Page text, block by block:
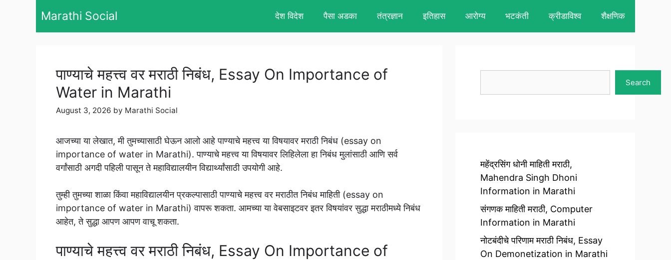
Marathi Social देश विदेश पैसा अडका तंत्रज्ञान इतिहास आरोग्य भटकंती क्रीडाविश्व शैक्षणिक
पाण्याचे महत्त्व वर मराठी निबंध, Essay On Importance of
Water in Marathi
August 3, 2026 by Marathi Social
आजच्या या लेखात, मी तुमच्यासाठी घेऊन आलो आहे पाण्याचे महत्त्व या विषयावर मराठी निबंध (essay on
importance of water in Marathi). पाण्याचे महत्त्व या विषयावर लिहिलेला हा निबंध मुलांसाठी आणि सर्व
वर्गांसाठी अगदी पहिली पासून ते महाविद्यालयीन विद्यार्थ्यांसाठी उपयोगी आहे.
तुम्ही तुमच्या शाळा किंवा महाविद्यालयीन प्रकल्पासाठी पाण्याचे महत्त्व वर मराठीत निबंध माहिती (essay on
importance of water in Marathi) वापरू शकता. आमच्या या वेबसाइटवर इतर विषयांवर सुद्धा मराठीमध्ये निबंध
आहेत, ते सुद्धा आपण आपण वाचू शकता.
पाण्याचे महत्त्व वर मराठी निबंध, Essay On Importance of
Search
महेंद्रसिंग धोनी माहिती मराठी,
Mahendra Singh Dhoni
Information in Marathi
संगणक माहिती मराठी, Computer
Information in Marathi
नोटबंदीचे परिणाम मराठी निबंध, Essay
On Demonetization in Marathi